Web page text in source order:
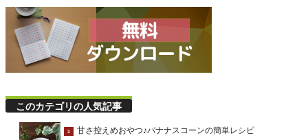
このカテゴリの人気記事
1 甘さ控えめおやつ♪バナナスコーンの簡単レシピ